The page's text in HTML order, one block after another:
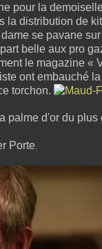
pour la
la distribution de
se pavane
belle aux pro
le magazine «
ont embauché
torchon.
palme d'or du plus
Porte.